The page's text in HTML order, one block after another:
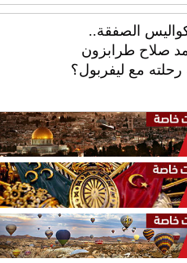
الصفقة..
صلاح طرابزون
رحلته مع ليفربول؟